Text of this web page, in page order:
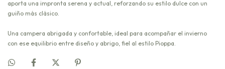
aporta una impronta serena y actual, reforzando su estilo dulce con un
guiño más clásico.
Una campera abrigada y confortable, ideal para acompañar el invierno
con ese equilibrio entre diseño y abrigo, fiel al estilo Pioppa.